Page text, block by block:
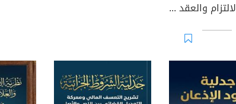
نظرية الالتزام والعقد في الفقه المقارن